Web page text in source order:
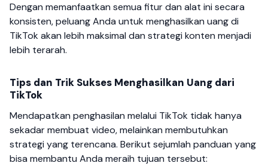
Dengan memanfaatkan semua fitur dan alat ini secara
konsisten, peluang Anda untuk menghasilkan uang di
TikTok akan lebih maksimal dan strategi konten menjadi
lebih terarah.
Tips dan Trik Sukses Menghasilkan Uang dari
TikTok
Mendapatkan penghasilan melalui TikTok tidak hanya
sekadar membuat video, melainkan membutuhkan
strategi yang terencana. Berikut sejumlah panduan yang
bisa membantu Anda meraih tujuan tersebut: